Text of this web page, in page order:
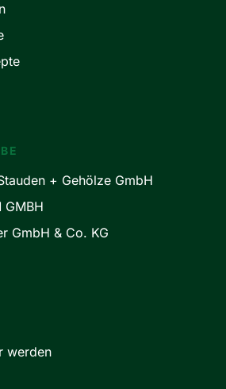
+ Gehölze GmbH
GMBH
GmbH & Co. KG
werden